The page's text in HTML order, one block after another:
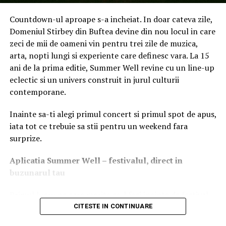
obiecte utile și versatile sunt potrivite pentru viața de zi
cu zi, pentru accesorizarea ținutelor sau pentru a-ți
depozita în siguranță lucrurile la festivaluri. Iar la
realizarea lor am utilizat doar mesh reciclat și accesorii
din bumbac sau din metal. Colaborarea cu remesh a fost,
de asemenea, una minunată și mă bucur mult că am
contribuit, prin acest proiect, la misiunea lor.
ING Bank România și remesh, unitate protejată pentru
persoane cu dizabilități, înființată pentru integrarea
excluse și marginalizate, au încheiat anul trecut un
Colaborarea atelierului remesh cu ING Bank România
demonstrează un trend încurajator în rândul
Countdown-ul aproape s-a incheiat. In doar cateva zile,
Domeniul Stirbey din Buftea devine din nou locul in care
zeci de mii de oameni vin pentru trei zile de muzica,
arta, nopti lungi si experiente care definesc vara. La 15
ani de la prima editie, Summer Well revine cu un line-up
eclectic si un univers construit in jurul culturii
contemporane.
Inainte sa-ti alegi primul concert si primul spot de apus,
iata tot ce trebuie sa stii pentru un weekend fara
surprize.
Aplicatia Summer Well– festivalul, direct in
buzunarul tau
este sa descarci aplicatia Summer Well, disponibila in
CITESTE IN CONTINUARE